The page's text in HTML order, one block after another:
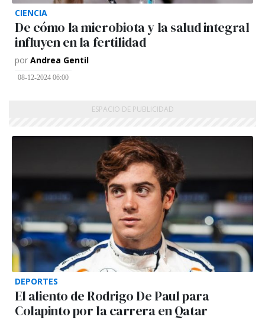
CIENCIA
De cómo la microbiota y la salud integral
influyen en la fertilidad
por Andrea Gentil
08-12-2024 06:00
DEPORTES
El aliento de Rodrigo De Paul para
Colapinto por la carrera en Qatar